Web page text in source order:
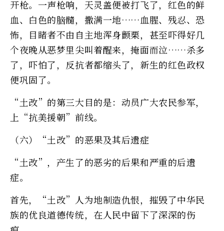
开枪。一声枪响，天灵盖便被打飞了，红色的鲜
血、白色的脑髓，撒满一地……血腥、残忍、恐
怖，目睹者不由自主地浑身颤栗，甚至吓得好几
个夜晚从恶梦里尖叫着醒来，掩面而泣……杀多
了，吓怕了，反抗者都缩头了，新生的红色政权
便巩固了。
“土改”的第三大目的是：动员广大农民参军，
上“抗美援朝”前线。
（六）“土改”的恶果及其后遗症
“土改”，产生了的恶劣的后果和严重的后遗
症。
首先，“土改”人为地制造仇恨，摧毁了中华民
族的优良道德传统，在人民中留下了深深的伤